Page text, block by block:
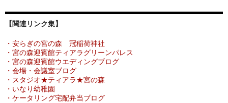
【関連リンク集】
・安らぎの宮の森 冠稲荷神社
・宮の森迎賓館ティアラグリーンパレス
・宮の森迎賓館ウエディングブログ
・会場・会議室ブログ
・スタジオ★ティアラ★宮の森
・いなり幼稚園
・ケータリング宅配弁当ブログ